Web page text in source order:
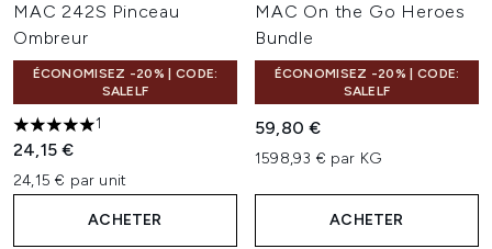
MAC 242S Pinceau
Ombreur
ÉCONOMISEZ -20% | CODE:
SALELF
5 étoiles sur un maximum de 5
1
24,15 €
24,15 € par unit
ACHETER
MAC On the Go Heroes
Bundle
ÉCONOMISEZ -20% | CODE:
SALELF
59,80 €
1598,93 € par KG
ACHETER